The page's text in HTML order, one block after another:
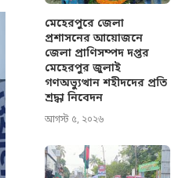
মেহেরপুরে জেলা
প্রশাসনের আয়োজনে
জেলা প্রাণিসম্পদ দপ্তর
মেহেরপুর জুলাই
গণঅভ্যুত্থান শহীদদের প্রতি
শ্রদ্ধা নিবেদন
আগস্ট ৫, ২০২৬